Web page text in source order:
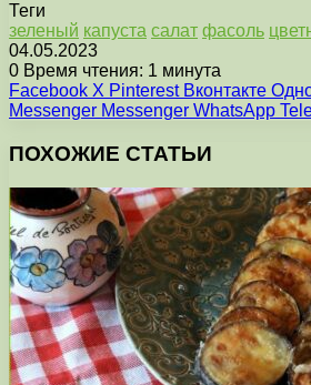
Теги
зеленый капуста салат фасоль
04.05.2023
0 Время чтения: 1 минута
Facebook X Pinterest Вконтакте
Messenger Messenger WhatsApp
ПОХОЖИЕ СТАТЬИ